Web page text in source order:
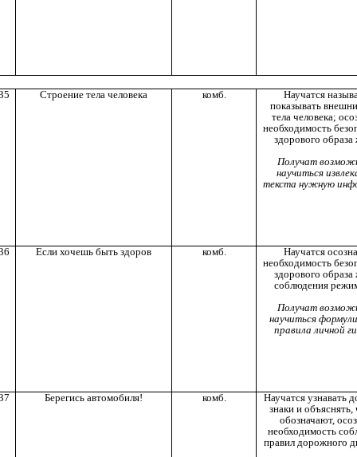
Строение тела человека комб.
Научатся
показывать
тела человека;
необходимость
здорового образа
Получат
научиться
текста нужную
Если хочешь быть здоров комб.
Научатся
необходимость
здорового образа
соблюдения
Получат
научиться
правила личной
Берегись автомобиля! комб.
Научатся узнавать
знаки и объяснять,
обозначают,
необходимость
правил дорожного